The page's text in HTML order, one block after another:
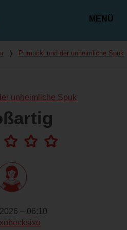
MENÜ
❭ Pumuckl und der unheimliche Spuk
unheimliche Spuk
– 06:10
xobecksixo